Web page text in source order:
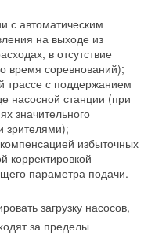
с автоматическим
на выходе из
в отсутствие
время соревнований);
трассе с поддержанием
насосной станции (при
значительного
зрителями);
избыточных
корректировкой
параметра подачи.
загрузку насосов,
за пределы